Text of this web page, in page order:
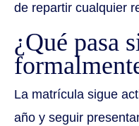
de repartir cualquier
¿Qué pasa
La matrícula sigue
año y seguir